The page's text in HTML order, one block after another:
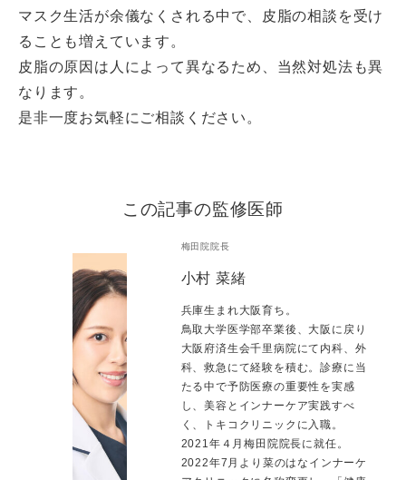
マスク生活が余儀なくされる中で、皮脂の相談を受け
ることも増えています。
皮脂の原因は人によって異なるため、当然対処法も異
なります。
是非一度お気軽にご相談ください。
この記事の監修医師
梅田院院長
小村 菜緒
兵庫生まれ大阪育ち。
鳥取大学医学部卒業後、大阪に戻り
大阪府済生会千里病院にて内科、外
科、救急にて経験を積む。診療に当
たる中で予防医療の重要性を実感
し、美容とインナーケア実践すべ
く、トキコクリニックに入職。
2021年４月梅田院院長に就任。
2022年7月より菜のはなインナーケ